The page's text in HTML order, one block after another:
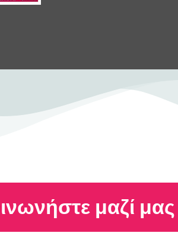
μαζί μας